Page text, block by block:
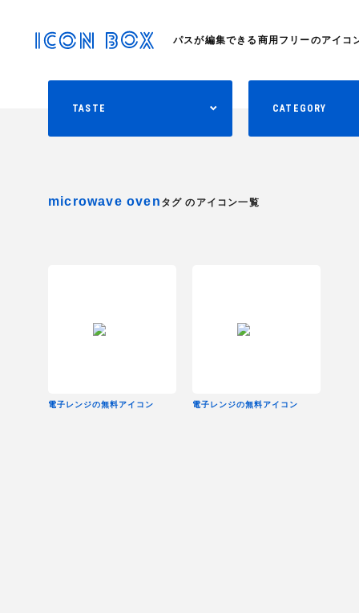
パスが編集できる商用フリーのアイコ
TASTE CATEGORY
microwave oven タグ のアイコン一覧
電子レンジの無料アイコン 電子レンジの無料アイコン